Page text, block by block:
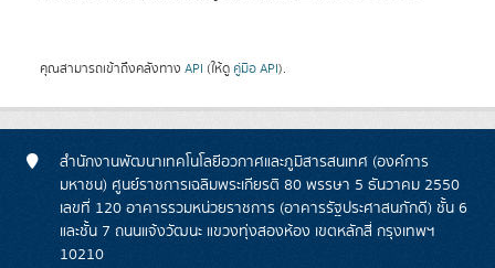
คุณสามารถเข้าถึงคลังทาง API (ให้ดู คู่มือ API).
สำนักงานพัฒนาเทคโนโลยีอวกาศและภูมิสารสนเทศ (องค์การ
มหาชน) ศูนย์ราชการเฉลิมพระเกียรติ 80 พรรษา 5 ธันวาคม 2550
เลขที่ 120 อาคารรวมหน่วยราชการ (อาคารรัฐประศาสนภักดี) ชั้น 6
และชั้น 7 ถนนแจ้งวัฒนะ แขวงทุ่งสองห้อง เขตหลักสี่ กรุงเทพฯ
10210